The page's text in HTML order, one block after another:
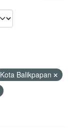
Kota Balikpapan